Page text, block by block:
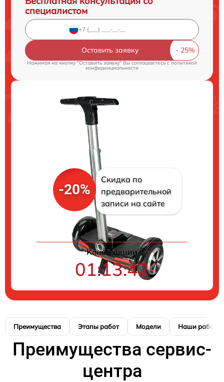
специалистом
Оставить заявку
Нажимая на кнопку "Оставить заявку" Вы соглашаетесь cполитикой
конфиденциальности
-20%
Скидка по
предварительной
записи на сайте
Конец акции
01:13:41
Преимущества Этапы работ Модели Наши работы
Преимущества сервис-
центра